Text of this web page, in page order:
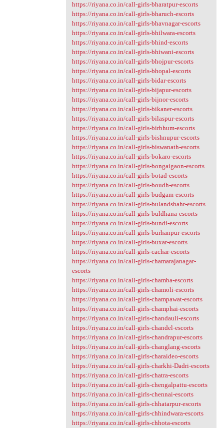
https://riyana.co.in/call-girls-bharatpur-escorts
https://riyana.co.in/call-girls-bharuch-escorts
https://riyana.co.in/call-girls-bhavnagar-escorts
https://riyana.co.in/call-girls-bhilwara-escorts
https://riyana.co.in/call-girls-bhind-escorts
https://riyana.co.in/call-girls-bhiwani-escorts
https://riyana.co.in/call-girls-bhojpur-escorts
https://riyana.co.in/call-girls-bhopal-escorts
https://riyana.co.in/call-girls-bidar-escorts
https://riyana.co.in/call-girls-bijapur-escorts
https://riyana.co.in/call-girls-bijnor-escorts
https://riyana.co.in/call-girls-bikaner-escorts
https://riyana.co.in/call-girls-bilaspur-escorts
https://riyana.co.in/call-girls-birbhum-escorts
https://riyana.co.in/call-girls-bishnupur-escorts
https://riyana.co.in/call-girls-biswanath-escorts
https://riyana.co.in/call-girls-bokaro-escorts
https://riyana.co.in/call-girls-bongaigaon-escorts
https://riyana.co.in/call-girls-botad-escorts
https://riyana.co.in/call-girls-boudh-escorts
https://riyana.co.in/call-girls-budgam-escorts
https://riyana.co.in/call-girls-bulandshahr-escorts
https://riyana.co.in/call-girls-buldhana-escorts
https://riyana.co.in/call-girls-bundi-escorts
https://riyana.co.in/call-girls-burhanpur-escorts
https://riyana.co.in/call-girls-buxar-escorts
https://riyana.co.in/call-girls-cachar-escorts
https://riyana.co.in/call-girls-chamarajanagar-
escorts
https://riyana.co.in/call-girls-chamba-escorts
https://riyana.co.in/call-girls-chamoli-escorts
https://riyana.co.in/call-girls-champawat-escorts
https://riyana.co.in/call-girls-champhai-escorts
https://riyana.co.in/call-girls-chandauli-escorts
https://riyana.co.in/call-girls-chandel-escorts
https://riyana.co.in/call-girls-chandrapur-escorts
https://riyana.co.in/call-girls-changlang-escorts
https://riyana.co.in/call-girls-charaideo-escorts
https://riyana.co.in/call-girls-charkhi-Dadri-escorts
https://riyana.co.in/call-girls-chatra-escorts
https://riyana.co.in/call-girls-chengalpattu-escorts
https://riyana.co.in/call-girls-chennai-escorts
https://riyana.co.in/call-girls-chhatarpur-escorts
https://riyana.co.in/call-girls-chhindwara-escorts
https://riyana.co.in/call-girls-chhota-escorts